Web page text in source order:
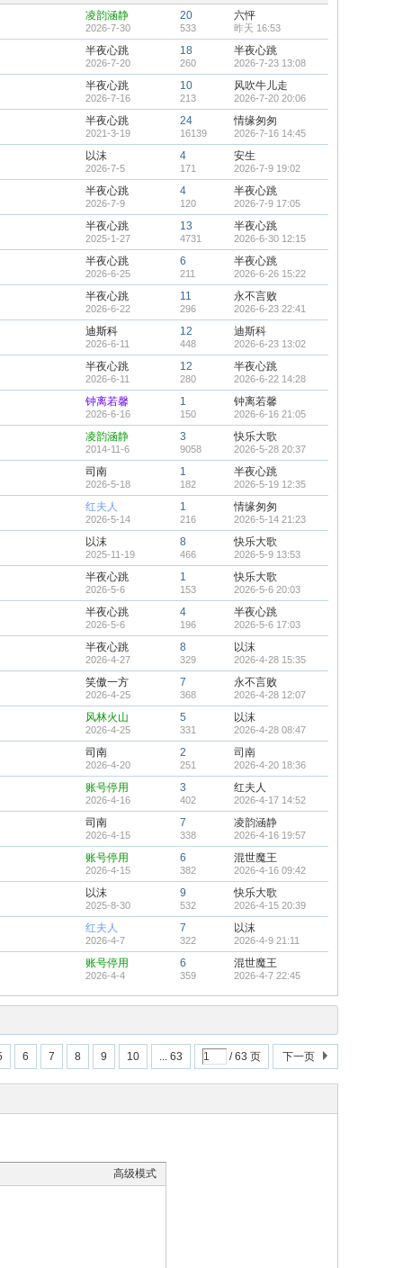
顶
凌韵涵静
2026-7-30
20
533
六怦
昨天 16:53
半夜心跳
2026-7-20
18
260
半夜心跳
2026-7-23 13:08
半夜心跳
2026-7-16
10
213
风吹牛儿走
2026-7-20 20:06
半夜心跳
2021-3-19
24
16139
情缘匆匆
2026-7-16 14:45
以沫
2026-7-5
4
171
安生
2026-7-9 19:02
半夜心跳
2026-7-9
4
120
半夜心跳
2026-7-9 17:05
半夜心跳
2025-1-27
13
4731
半夜心跳
2026-6-30 12:15
半夜心跳
2026-6-25
6
211
半夜心跳
2026-6-26 15:22
半夜心跳
2026-6-22
11
296
永不言败
2026-6-23 22:41
迪斯科
2026-6-11
12
448
迪斯科
2026-6-23 13:02
半夜心跳
2026-6-11
12
280
半夜心跳
2026-6-22 14:28
钟离若馨
2026-6-16
1
150
钟离若馨
2026-6-16 21:05
凌韵涵静
2014-11-6
3
9058
快乐大歌
2026-5-28 20:37
司南
2026-5-18
1
182
半夜心跳
2026-5-19 12:35
红夫人
2026-5-14
1
216
情缘匆匆
2026-5-14 21:23
以沫
2025-11-19
8
466
快乐大歌
2026-5-9 13:53
半夜心跳
2026-5-6
1
153
快乐大歌
2026-5-6 20:03
半夜心跳
2026-5-6
4
196
半夜心跳
2026-5-6 17:03
半夜心跳
2026-4-27
8
329
以沫
2026-4-28 15:35
笑傲一方
2026-4-25
7
368
永不言败
2026-4-28 12:07
风林火山
2026-4-25
5
331
以沫
2026-4-28 08:47
司南
2026-4-20
2
251
司南
2026-4-20 18:36
账号停用
2026-4-16
3
402
红夫人
2026-4-17 14:52
司南
2026-4-15
7
338
凌韵涵静
2026-4-16 19:57
账号停用
2026-4-15
6
382
混世魔王
2026-4-16 09:42
以沫
2025-8-30
9
532
快乐大歌
2026-4-15 20:39
红夫人
2026-4-7
7
322
以沫
2026-4-9 21:11
账号停用
2026-4-4
6
359
混世魔王
2026-4-7 22:45
6 7 8 9 10 ... 63 / 63 页 下一页
高级模式